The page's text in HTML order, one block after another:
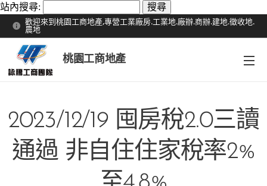
站內搜尋:
歡迎來到桃園工商地產,專營工業廠房.工業地.廠辦.商辦.建地.徵收地.
農地
桃園工商地產
2023/12/19 囤房稅2.0三讀
通過 非自住住家稅率2%